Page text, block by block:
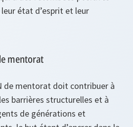
état d’esprit et leur
mentorat
de mentorat doit contribuer à
barrières structurelles et à
de générations et